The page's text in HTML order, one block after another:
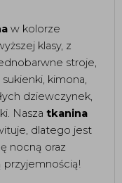
w kolorze
klasy, z
stroje,
kimona,
dziewczynek,
Nasza tkanina
dlatego jest
nocną oraz
przyjemnością!